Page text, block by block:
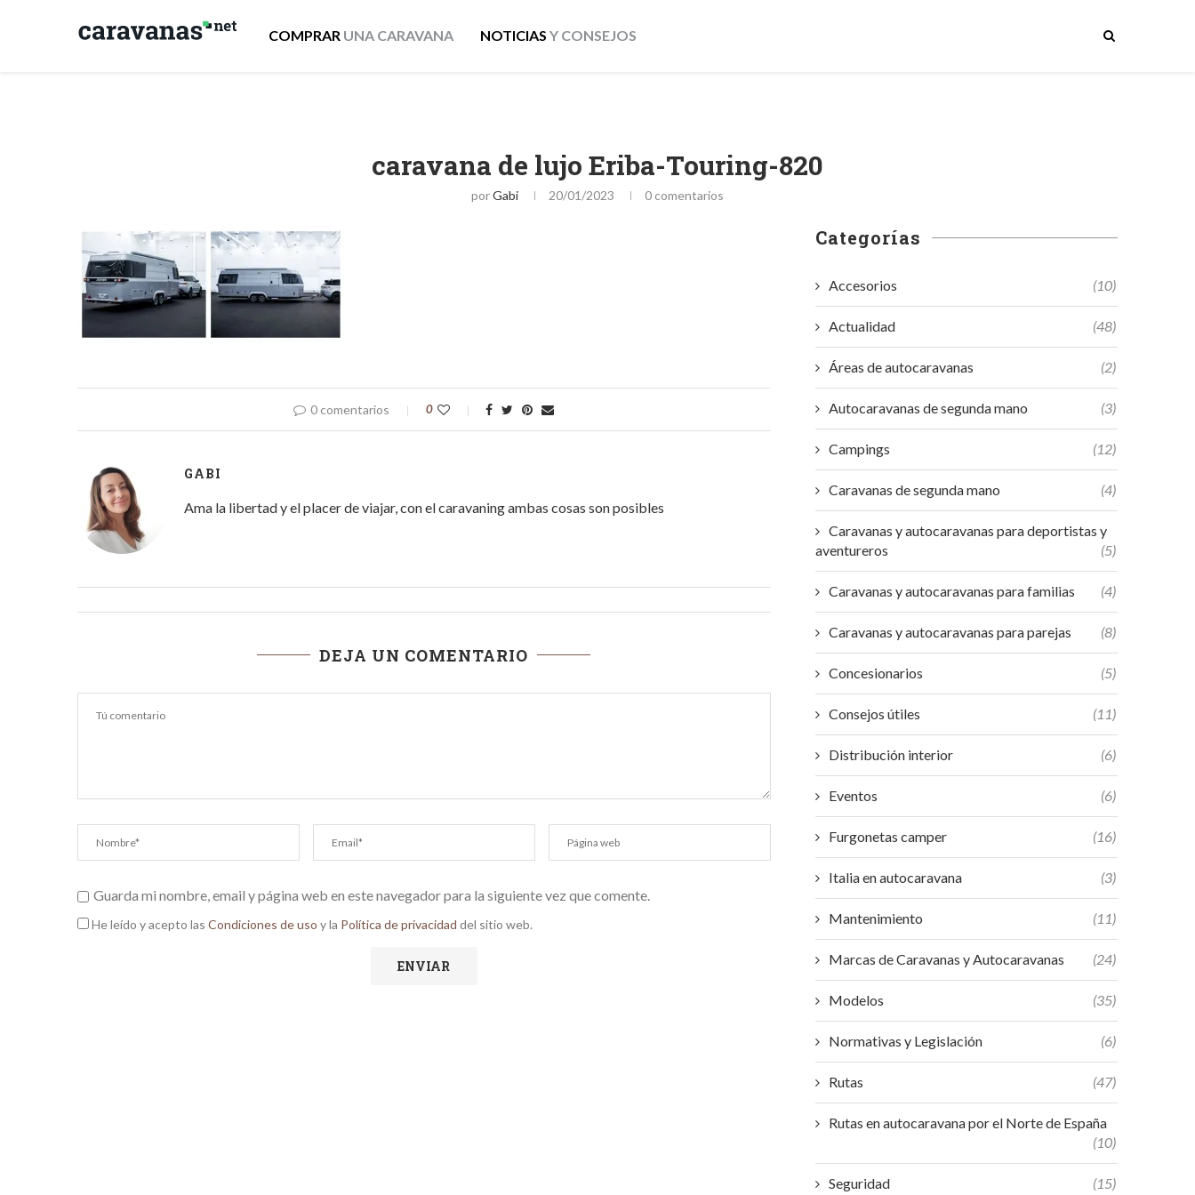
COMPRAR UNA CARAVANA NOTICIAS Y CONSEJOS
caravana de lujo Eriba-Touring-820
porGabi 20/01/2023 0 comentarios
0 comentarios 0
GABI
Ama la libertad y el placer de viajar, con el caravaning ambas cosas son posibles
DEJA UN COMENTARIO
Guarda mi nombre, email y página web en este navegador para la siguiente vez que comente.
He leído y acepto las Condiciones de uso y la Política de privacidad del sitio web.
Categorías
Accesorios (10)
Actualidad (48)
Áreas de autocaravanas (2)
Autocaravanas de segunda mano (3)
Campings (12)
Caravanas de segunda mano (4)
Caravanas y autocaravanas para deportistas y
aventureros
(5)
Caravanas y autocaravanas para familias (4)
Caravanas y autocaravanas para parejas (8)
Concesionarios (5)
Consejos útiles (11)
Distribución interior (6)
Eventos (6)
Furgonetas camper (16)
Italia en autocaravana (3)
Mantenimiento (11)
Marcas de Caravanas y Autocaravanas (24)
Modelos (35)
Normativas y Legislación (6)
Rutas (47)
Rutas en autocaravana por el Norte de España
(10)
Seguridad (15)